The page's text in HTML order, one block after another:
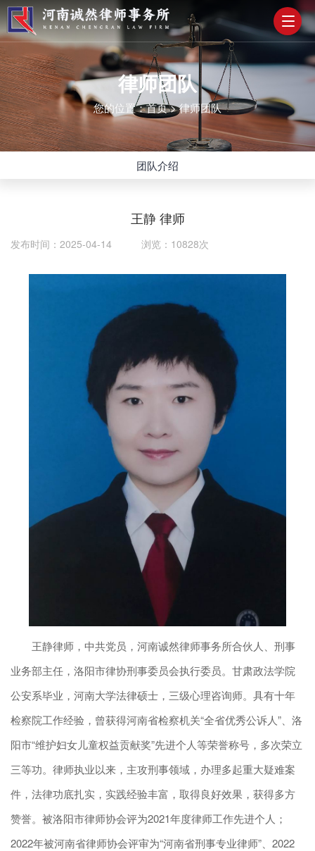
律师团队
您的位置：首页>律师团队
团队介绍
王静 律师
发布时间：2025-04-14 浏览：10828次
王静律师，中共党员，河南诚然律师事务所合伙人、刑事
业务部主任，洛阳市律协刑事委员会执行委员。甘肃政法学院
公安系毕业，河南大学法律硕士，三级心理咨询师。具有十年
检察院工作经验，曾获得河南省检察机关“全省优秀公诉人”、洛
阳市“维护妇女儿童权益贡献奖”先进个人等荣誉称号，多次荣立
三等功。律师执业以来，主攻刑事领域，办理多起重大疑难案
件，法律功底扎实，实践经验丰富，取得良好效果，获得多方
赞誉。被洛阳市律师协会评为2021年度律师工作先进个人；
2022年被河南省律师协会评审为“河南省刑事专业律师”、2022